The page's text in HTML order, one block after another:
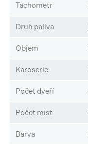
Tachometr
Druh paliva
Objem
Karoserie
Počet dveří
Počet míst
Barva